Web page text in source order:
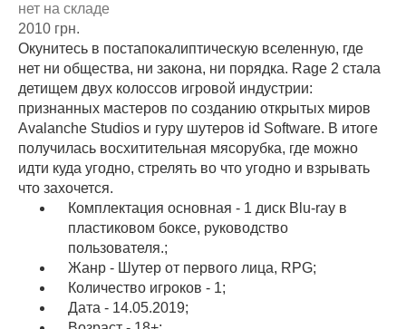
нет на складе
2010 грн.
Окунитесь в постапокалиптическую вселенную, где
нет ни общества, ни закона, ни порядка. Rage 2 стала
детищем двух колоссов игровой индустрии:
признанных мастеров по созданию открытых миров
Avalanche Studios и гуру шутеров id Software. В итоге
получилась восхитительная мясорубка, где можно
идти куда угодно, стрелять во что угодно и взрывать
что захочется.
Комплектация основная - 1 диск Blu-ray в
пластиковом боксе, руководство
пользователя.;
Жанр - Шутер от первого лица, RPG;
Количество игроков - 1;
Дата - 14.05.2019;